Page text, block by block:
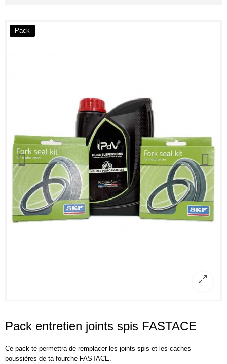
Pack
Pack entretien joints spis FASTACE
Ce pack te permettra de remplacer les joints spis et les caches
poussières de ta fourche FASTACE